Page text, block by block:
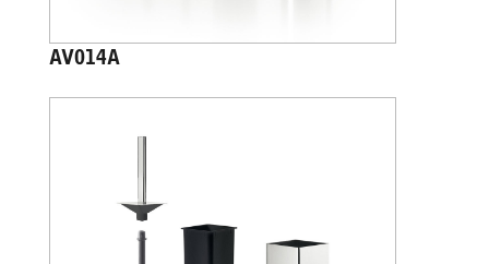
AV014A